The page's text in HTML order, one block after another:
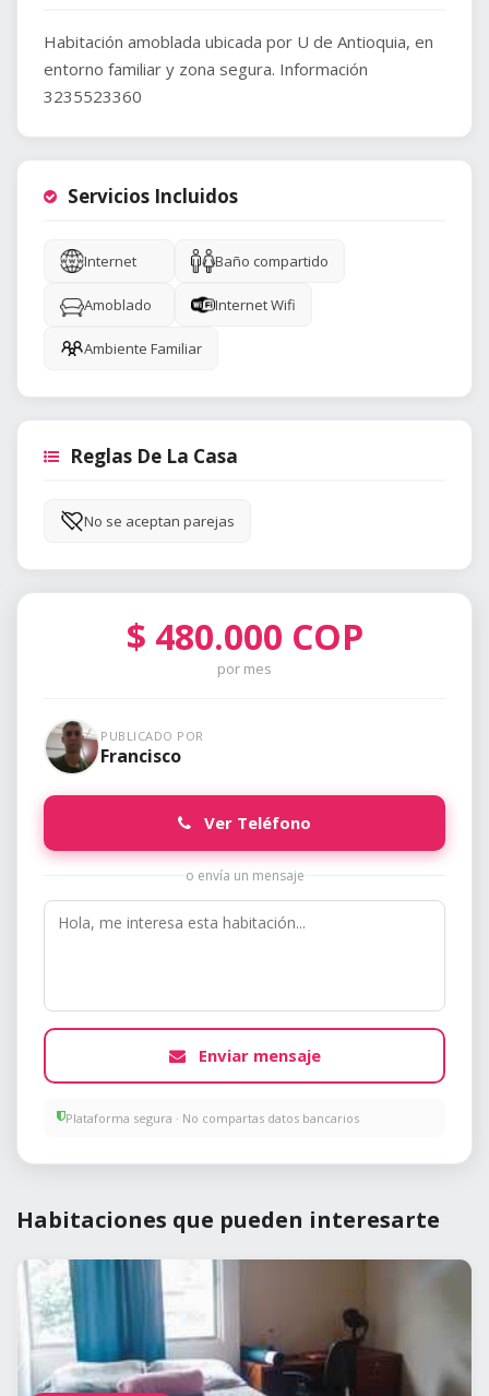
Habitación amoblada ubicada por U de Antioquia, en
entorno familiar y zona segura. Información
3235523360
Servicios Incluidos
Internet Baño compartido
Amoblado Internet Wifi
Ambiente Familiar
Reglas De La Casa
No se aceptan parejas
$ 480.000 COP
por mes
PUBLICADO POR
Francisco
Ver Teléfono
o envía un mensaje
Enviar mensaje
Plataforma segura · No compartas datos bancarios
Habitaciones que pueden interesarte